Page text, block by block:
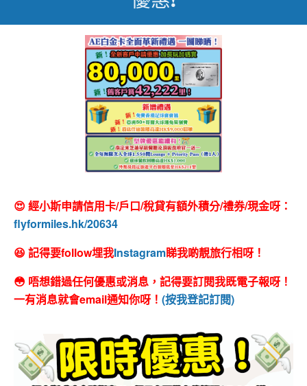
😍 經小斯申請信用卡/戶口/稅貸有額外積分/禮券/現金呀：
flyformiles.hk/20634
😆 記得要follow埋我Instagram睇我啲靚旅行相呀！
😳 唔想錯過任何優惠或消息，記得要訂閱我既電子報呀！
一有消息就會email通知你呀！ (按我登記訂閱)